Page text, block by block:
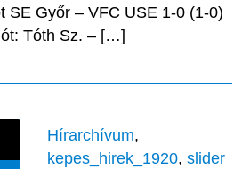
SE Győr – VFC USE 1-0 (1-0)
Tóth Sz. – […]
Hírarchívum,
kepes_hirek_1920, slider